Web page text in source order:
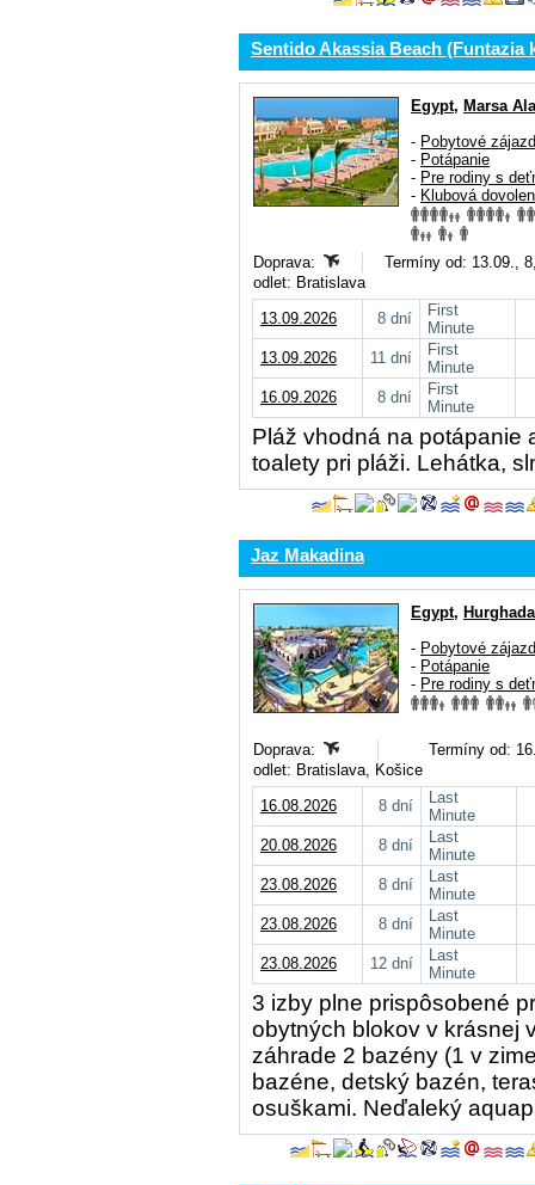
Sentido Akassia Beach (Funtazia
Egypt, Marsa
- Pobytové
- Potápanie
- Pre rodiny s
- Klubová
Doprava:
Termíny od: 13.09.,
odlet: Bratislava
13.09.2026
8 dní
First
Minute
13.09.2026
11 dní
First
Minute
16.09.2026
8 dní
First
Minute
Pláž vhodná na potápanie
toalety pri pláži. Lehátka,
Jaz Makadina
Egypt, Hurghada
- Pobytové
- Potápanie
- Pre rodiny s
Doprava:
Termíny od:
odlet: Bratislava, Košice
16.08.2026
8 dní
Last
Minute
20.08.2026
8 dní
Last
Minute
23.08.2026
8 dní
Last
Minute
23.08.2026
8 dní
Last
Minute
23.08.2026
12 dní
Last
Minute
3 izby plne prispôsobené
obytných blokov v krásnej
záhrade 2 bazény (1 v
bazéne, detský bazén,
osuškami. Neďaleký